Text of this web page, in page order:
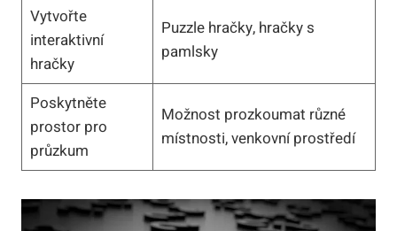
Vytvořte
interaktivní
hračky
Puzzle hračky, hračky s
pamlsky
Poskytněte
prostor pro
průzkum
Možnost prozkoumat různé
místnosti, venkovní prostředí